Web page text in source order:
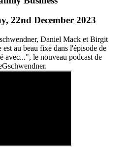
22nd December 2023
Daniel Mack et Birgit
au beau fixe dans l'épisode de
avec...", le nouveau podcast de